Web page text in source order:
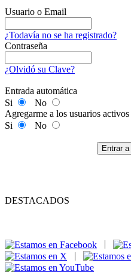
Usuario o Email
¿Todavía no se ha registrado?
Contraseña
¿Olvidó su Clave?
Entrada automática
Si
No
Agregarme a los usuarios activos
Si
No
Entrar
DESTACADOS
|
|